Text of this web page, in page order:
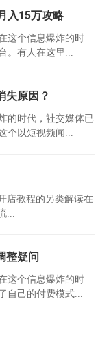
入15万攻略
这个信息爆炸的时
。有人在这里...
失原因？
的时代，社交媒体已
个以短视频闻...
店教程的另类解读在
...
整疑问
这个信息爆炸的时
自己的付费模式...